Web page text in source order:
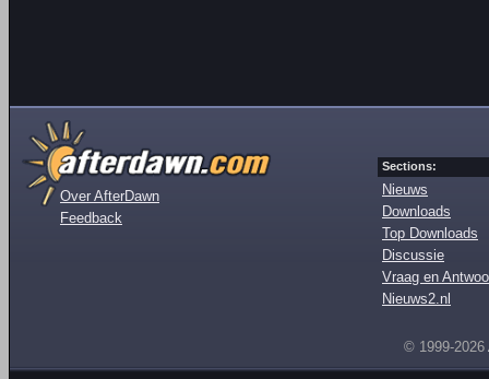
Over AfterDawn
Feedback
Sections:
Nieuws
Downloads
Top Downloads
Discussie
Vraag en
Nieuws2.nl
© 1999-2026